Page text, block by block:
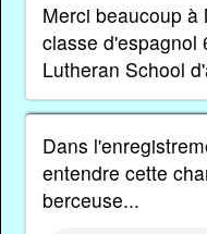
Merci beaucoup
classe d'espagnol
Lutheran School
Dans
entendre cette
berceuse...